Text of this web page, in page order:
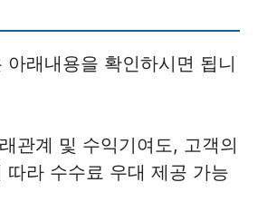
아래내용을 확인하시면 됩니
관계 및 수익기여도, 고객의
따라 수수료 우대 제공 가능